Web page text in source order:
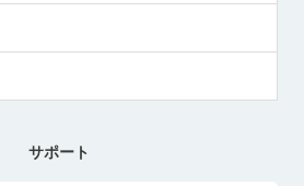
サポート